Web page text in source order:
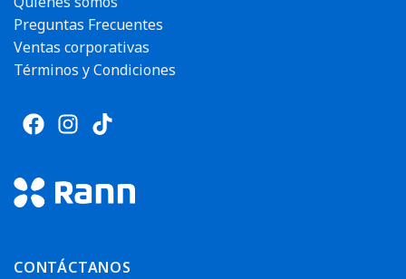
Preguntas Frecuentes
Ventas corporativas
Términos y Condiciones
CONTÁCTANOS